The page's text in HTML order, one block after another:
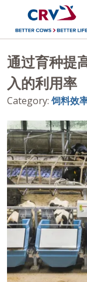
通过育种提
入的利用率
Category:饲料效